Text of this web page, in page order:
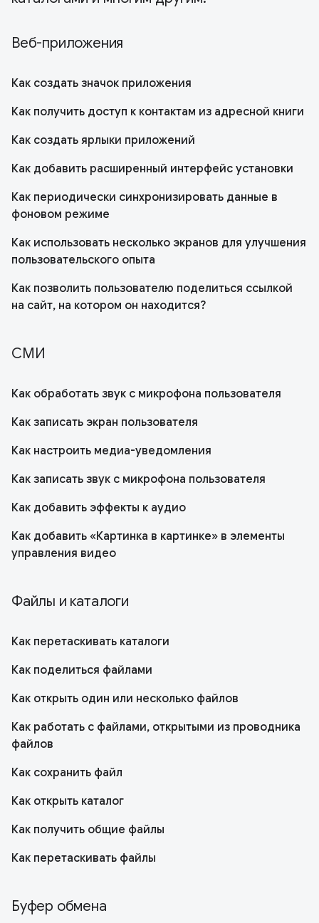
Веб-приложения
Как создать значок приложения
Как получить доступ к контактам из адресной книги
Как создать ярлыки приложений
Как добавить расширенный интерфейс установки
Как периодически синхронизировать данные в
фоновом режиме
Как использовать несколько экранов для улучшения
пользовательского опыта
Как позволить пользователю поделиться ссылкой
на сайт, на котором он находится?
СМИ
Как обработать звук с микрофона пользователя
Как записать экран пользователя
Как настроить медиа-уведомления
Как записать звук с микрофона пользователя
Как добавить эффекты к аудио
Как добавить «Картинка в картинке» в элементы
управления видео
Файлы и каталоги
Как перетаскивать каталоги
Как поделиться файлами
Как открыть один или несколько файлов
Как работать с файлами, открытыми из проводника
файлов
Как сохранить файл
Как открыть каталог
Как получить общие файлы
Как перетаскивать файлы
Буфер обмена